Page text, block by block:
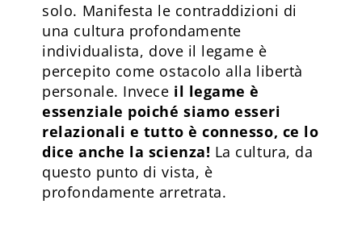
solo. Manifesta le contraddizioni di
una cultura profondamente
individualista, dove il legame è
percepito come ostacolo alla libertà
personale. Invece il legame è
essenziale poiché siamo esseri
relazionali e tutto è connesso, ce lo
dice anche la scienza! La cultura, da
questo punto di vista, è
profondamente arretrata.